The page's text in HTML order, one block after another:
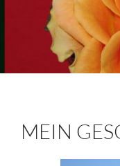
MEIN